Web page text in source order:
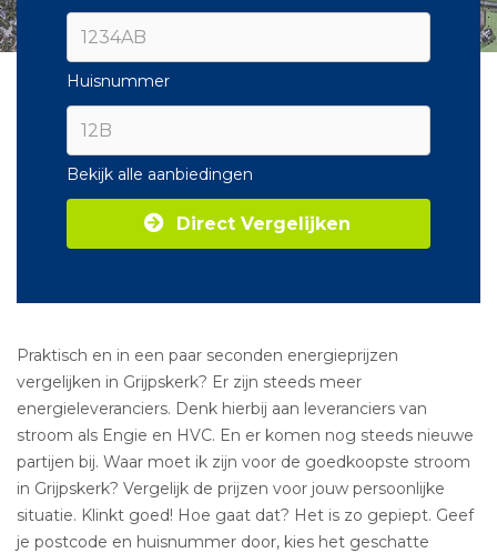
Huisnummer
Bekijk alle aanbiedingen
Direct Vergelijken
Praktisch en in een paar seconden energieprijzen
vergelijken in Grijpskerk? Er zijn steeds meer
energieleveranciers. Denk hierbij aan leveranciers van
stroom als Engie en HVC. En er komen nog steeds nieuwe
partijen bij. Waar moet ik zijn voor de goedkoopste stroom
in Grijpskerk? Vergelijk de prijzen voor jouw persoonlijke
situatie. Klinkt goed! Hoe gaat dat? Het is zo gepiept. Geef
je postcode en huisnummer door, kies het geschatte